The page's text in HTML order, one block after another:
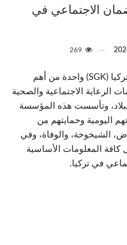
الاجتماعي في
تُعد مؤسسة الضمان الاجتماعي في تركيا (SGK) واحدة من أهم
الرعاية الاجتماعية والصحية
وتأسست هذه المؤسسة
اليومية وحمايتهم من
الشيخوخة، والوفاة، وفي
كافة المعلومات الأساسية
في تركيا.